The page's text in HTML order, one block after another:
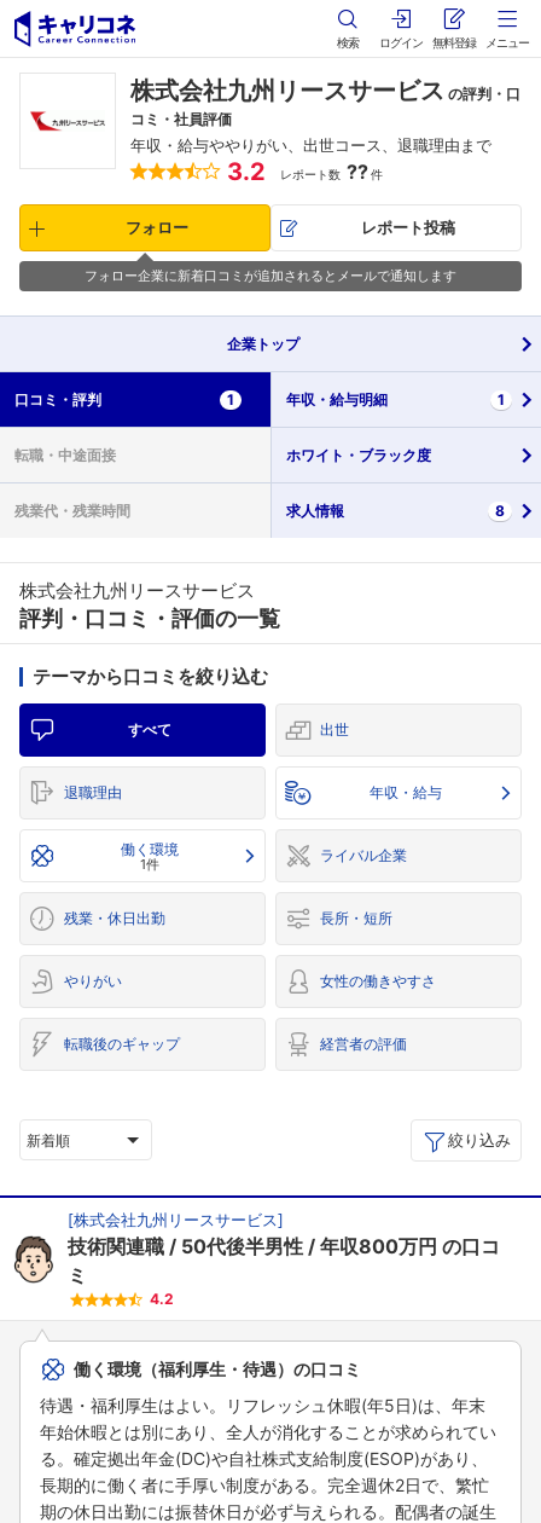
検索 ログイン 無料登録 メニュー
株式会社九州リースサービス の評判・口
コミ・社員評価
年収・給与ややりがい、出世コース、退職理由まで
3.2 レポート数 ??件
フォロー レポート投稿
フォロー企業に新着口コミが追加されるとメールで通知します
企業 トップ
口コミ・ 評判 1 年収・ 給与明細 1
転職・ 中途面接 ホワイト・ ブラック度
残業代・ 残業時間 求人情報 8
株式会社九州リースサービス
評判・口コミ・評価の一覧
テーマから口コミを絞り込む
すべて 出世
退職理由 年収・給与
働く環境
1件 ライバル企業
残業・休日出勤 長所・短所
やりがい 女性の働きやすさ
転職後のギャップ 経営者の評価
新着順 絞り込み
[株式会社九州リースサービス]
技術関連職 50代後半男性 年収800万円 の口コ
ミ
4.2
働く環境（福利厚生・待遇）の口コミ
待遇・福利厚生はよい。リフレッシュ休暇(年5日)は、年末
年始休暇とは別にあり、全人が消化することが求められてい
る。確定拠出年金(DC)や自社株式支給制度(ESOP)があり、
長期的に働く者に手厚い制度がある。完全週休2日で、繁忙
期の休日出勤には振替休日が必ず与えられる。配偶者の誕生